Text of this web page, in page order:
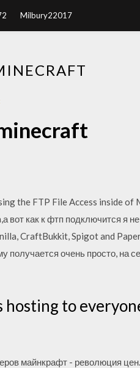
Milbury22017
the FTP File Access inside
вот как к фтп подключится я
CraftBukkit, Spigot and
получается очень просто, на
to
майнкрафт - революция